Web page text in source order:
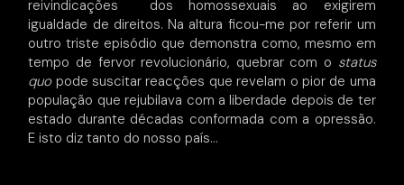
reivindicações dos homossexuais ao exigirem
igualdade de direitos. Na altura ficou-me por referir um
outro triste episódio que demonstra como, mesmo em
tempo de fervor revolucionário, quebrar com o status
quopode suscitar reacções que revelam o pior de uma
população que rejubilava com a liberdade depois de ter
estado durante décadas conformada com a opressão.
E isto diz tanto do nosso país…